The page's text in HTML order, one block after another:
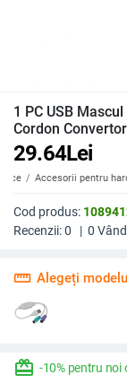
1 PC USB
Cordon
29.64Lei
Accesorii pentru
Cod produs:
Recenzii:0 | 0
straighten Alegeți
redeem -10% pentru noi